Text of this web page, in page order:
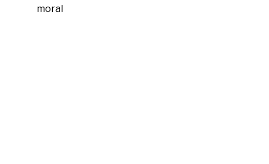
moral